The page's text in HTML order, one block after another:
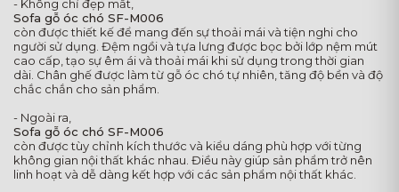
- Không chỉ đẹp mắt,
Sofa gỗ óc chó SF-M006
còn được thiết kế để mang đến sự thoải mái và tiện nghi cho
người sử dụng. Đệm ngồi và tựa lưng được bọc bởi lớp nệm mút
cao cấp, tạo sự êm ái và thoải mái khi sử dụng trong thời gian
dài. Chân ghế được làm từ gỗ óc chó tự nhiên, tăng độ bền và độ
chắc chắn cho sản phẩm.
- Ngoài ra,
Sofa gỗ óc chó SF-M006
còn được tùy chỉnh kích thước và kiểu dáng phù hợp với từng
không gian nội thất khác nhau. Điều này giúp sản phẩm trở nên
linh hoạt và dễ dàng kết hợp với các sản phẩm nội thất khác.